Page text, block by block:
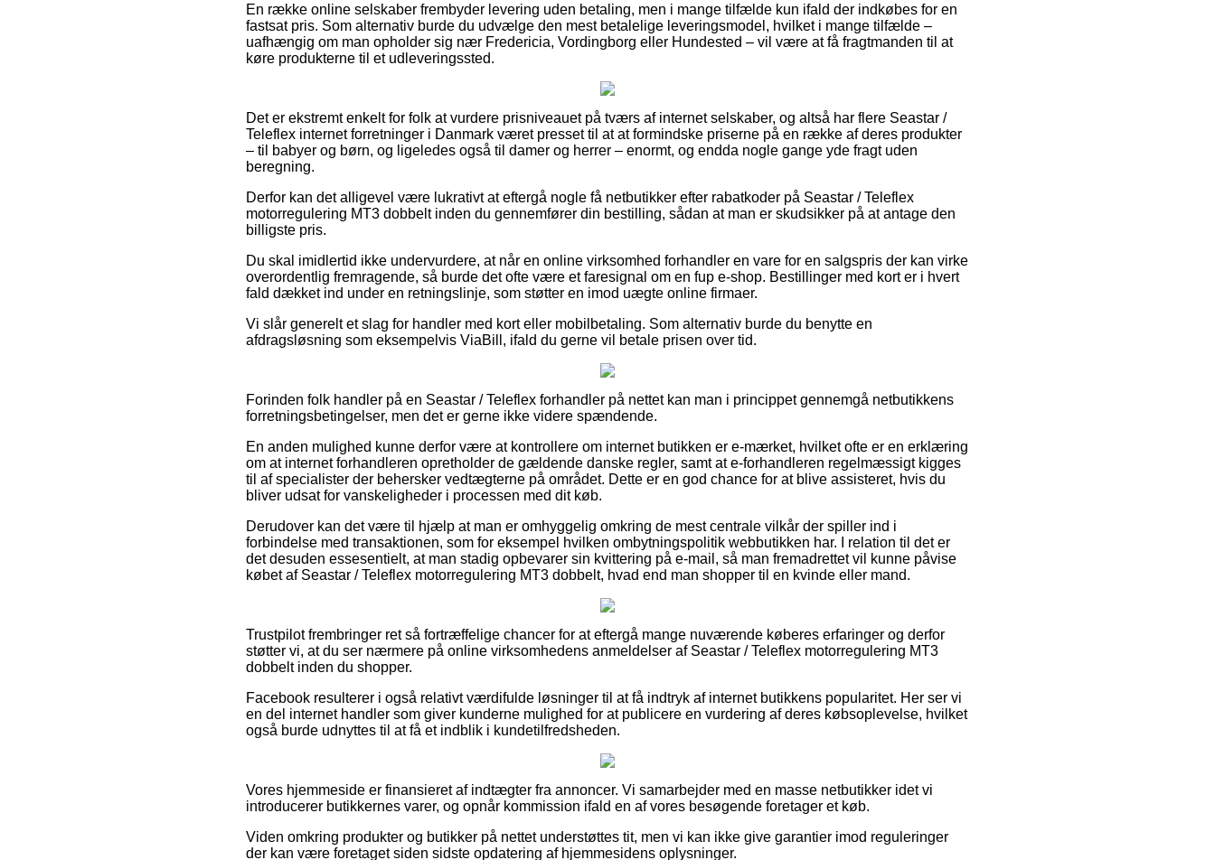
En række online selskaber frembyder levering uden betaling, men i mange tilfælde kun ifald der indkøbes for en
fastsat pris. Som alternativ burde du udvælge den mest betalelige leveringsmodel, hvilket i mange tilfælde –
uafhængig om man opholder sig nær Fredericia, Vordingborg eller Hundested – vil være at få fragtmanden til at
køre produkterne til et udleveringssted.
Det er ekstremt enkelt for folk at vurdere prisniveauet på tværs af internet selskaber, og altså har flere Seastar /
Teleflex internet forretninger i Danmark været presset til at at formindske priserne på en række af deres produkter
– til babyer og børn, og ligeledes også til damer og herrer – enormt, og endda nogle gange yde fragt uden
beregning.
Derfor kan det alligevel være lukrativt at eftergå nogle få netbutikker efter rabatkoder på Seastar / Teleflex
motorregulering MT3 dobbelt inden du gennemfører din bestilling, sådan at man er skudsikker på at antage den
billigste pris.
Du skal imidlertid ikke undervurdere, at når en online virksomhed forhandler en vare for en salgspris der kan virke
overordentlig fremragende, så burde det ofte være et faresignal om en fup e-shop. Bestillinger med kort er i hvert
fald dækket ind under en retningslinje, som støtter en imod uægte online firmaer.
Vi slår generelt et slag for handler med kort eller mobilbetaling. Som alternativ burde du benytte en
afdragsløsning som eksempelvis ViaBill, ifald du gerne vil betale prisen over tid.
Forinden folk handler på en Seastar / Teleflex forhandler på nettet kan man i princippet gennemgå netbutikkens
forretningsbetingelser, men det er gerne ikke videre spændende.
En anden mulighed kunne derfor være at kontrollere om internet butikken er e-mærket, hvilket ofte er en erklæring
om at internet forhandleren opretholder de gældende danske regler, samt at e-forhandleren regelmæssigt kigges
til af specialister der behersker vedtægterne på området. Dette er en god chance for at blive assisteret, hvis du
bliver udsat for vanskeligheder i processen med dit køb.
Derudover kan det være til hjælp at man er omhyggelig omkring de mest centrale vilkår der spiller ind i
forbindelse med transaktionen, som for eksempel hvilken ombytningspolitik webbutikken har. I relation til det er
det desuden essesentielt, at man stadig opbevarer sin kvittering på e-mail, så man fremadrettet vil kunne påvise
købet af Seastar / Teleflex motorregulering MT3 dobbelt, hvad end man shopper til en kvinde eller mand.
Trustpilot frembringer ret så fortræffelige chancer for at eftergå mange nuværende køberes erfaringer og derfor
støtter vi, at du ser nærmere på online virksomhedens anmeldelser af Seastar / Teleflex motorregulering MT3
dobbelt inden du shopper.
Facebook resulterer i også relativt værdifulde løsninger til at få indtryk af internet butikkens popularitet. Her ser vi
en del internet handler som giver kunderne mulighed for at publicere en vurdering af deres købsoplevelse, hvilket
også burde udnyttes til at få et indblik i kundetilfredsheden.
Vores hjemmeside er finansieret af indtægter fra annoncer. Vi samarbejder med en masse netbutikker idet vi
introducerer butikkernes varer, og opnår kommission ifald en af vores besøgende foretager et køb.
Viden omkring produkter og butikker på nettet understøttes tit, men vi kan ikke give garantier imod reguleringer
der kan være foretaget siden sidste opdatering af hjemmesidens oplysninger.